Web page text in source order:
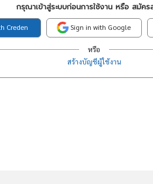
กรุณาเข้าสู่ระบบก่อนการใช้งาน หรือ สมัคร
Creden Sign in with Google
หรือ
สร้างบัญชีผู้ใช้งาน